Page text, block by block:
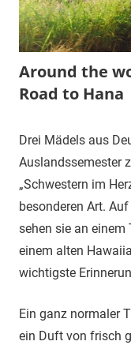
Around the
Road to Hana
3.
September
2016
terminal-
y
Urbi
et
orbi
Drei Mädels aus
Auslandssemester
„Schwestern im
besonderen Art.
sehen sie an einem
einem alten
wichtigste
Ein ganz normaler
ein Duft von frisch